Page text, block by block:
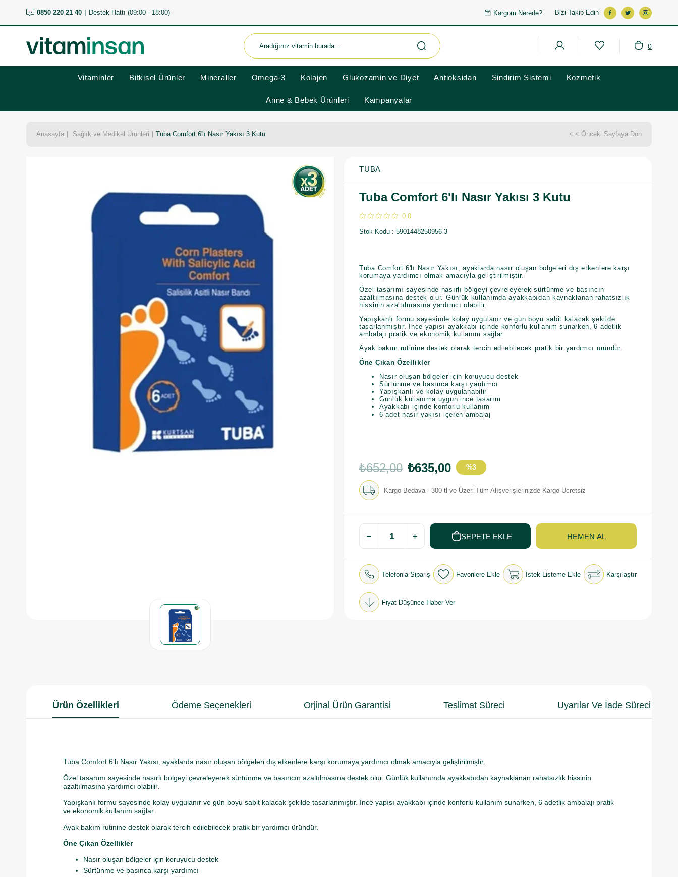
0850 220 21 40 Destek Hattı (09:00 - 18:00) Kargom Nerede? Bizi Takip Edin
0
Vitaminler Bitkisel Ürünler Mineraller Omega-3 Kolajen Glukozamin ve Diyet Antioksidan Sindirim Sistemi Kozmetik
Anne & Bebek Ürünleri Kampanyalar
Anasayfa Sağlık ve Medikal Ürünleri Tuba Comfort 6'lı Nasır Yakısı 3 Kutu < < Önceki Sayfaya Dön
TUBA
Tuba Comfort 6'lı Nasır Yakısı 3 Kutu
0.0
Stok Kodu 5901448250956-3
Tuba Comfort 6'lı Nasır Yakısı, ayaklarda nasır oluşan bölgeleri dış etkenlere karşı
korumaya yardımcı olmak amacıyla geliştirilmiştir.
Özel tasarımı sayesinde nasırlı bölgeyi çevreleyerek sürtünme ve basıncın
azaltılmasına destek olur. Günlük kullanımda ayakkabıdan kaynaklanan rahatsızlık
hissinin azaltılmasına yardımcı olabilir.
Yapışkanlı formu sayesinde kolay uygulanır ve gün boyu sabit kalacak şekilde
tasarlanmıştır. İnce yapısı ayakkabı içinde konforlu kullanım sunarken, 6 adetlik
ambalajı pratik ve ekonomik kullanım sağlar.
Ayak bakım rutinine destek olarak tercih edilebilecek pratik bir yardımcı üründür.
Öne Çıkan Özellikler
Nasır oluşan bölgeler için koruyucu destek
Sürtünme ve basınca karşı yardımcı
Yapışkanlı ve kolay uygulanabilir
Günlük kullanıma uygun ince tasarım
Ayakkabı içinde konforlu kullanım
6 adet nasır yakısı içeren ambalaj
₺652,00 ₺635,00 %3
Kargo Bedava - 300 tl ve Üzeri Tüm Alışverişlerinizde Kargo Ücretsiz
Telefonla Sipariş Favorilere Ekle İstek Listeme Ekle Karşılaştır
Fiyat Düşünce Haber Ver
Ürün Özellikleri Ödeme Seçenekleri Orjinal Ürün Garantisi Teslimat Süreci Uyarılar Ve İade Süreci
Tuba Comfort 6'lı Nasır Yakısı, ayaklarda nasır oluşan bölgeleri dış etkenlere karşı korumaya yardımcı olmak amacıyla geliştirilmiştir.
Özel tasarımı sayesinde nasırlı bölgeyi çevreleyerek sürtünme ve basıncın azaltılmasına destek olur. Günlük kullanımda ayakkabıdan kaynaklanan rahatsızlık hissinin
azaltılmasına yardımcı olabilir.
Yapışkanlı formu sayesinde kolay uygulanır ve gün boyu sabit kalacak şekilde tasarlanmıştır. İnce yapısı ayakkabı içinde konforlu kullanım sunarken, 6 adetlik ambalajı pratik
ve ekonomik kullanım sağlar.
Ayak bakım rutinine destek olarak tercih edilebilecek pratik bir yardımcı üründür.
Öne Çıkan Özellikler
Nasır oluşan bölgeler için koruyucu destek
Sürtünme ve basınca karşı yardımcı